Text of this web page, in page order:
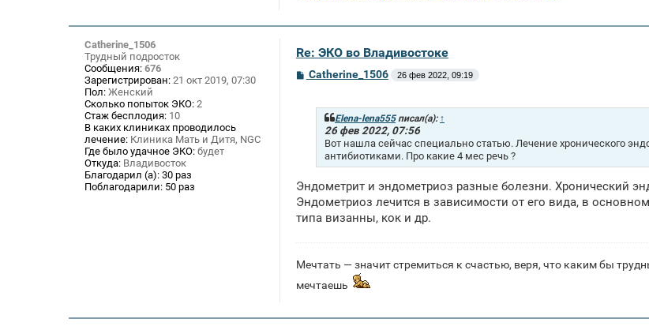
Catherine_1506
Трудный подросток
Сообщения: 676
Зарегистрирован: 21 окт 2019, 07:30
Пол: Женский
Сколько попыток ЭКО: 2
Стаж бесплодия: 10
В каких клиниках проводилось
лечение: Клиника Мать и Дитя, NGC
Где было удачное ЭКО: будет
Откуда: Владивосток
Благодарил (а): 30 раз
Поблагодарили: 50 раз
Re: ЭКО во Владивостоке
СCatherine_1506 26 фев 2022, 09:19
Elena-lena555писал(а): ↑
26 фев 2022, 07:56
Вот нашла сейчас специально статью. Лечение хронического
антибиотиками. Про какие 4 мес речь ?
Эндометрит и эндометриоз разные болезни. Хронический
Эндометриоз лечится в зависимости от его вида, в
типа визанны, кок и др.
Мечтать — значит стремиться к счастью, веря, что каким бы
мечтаешь